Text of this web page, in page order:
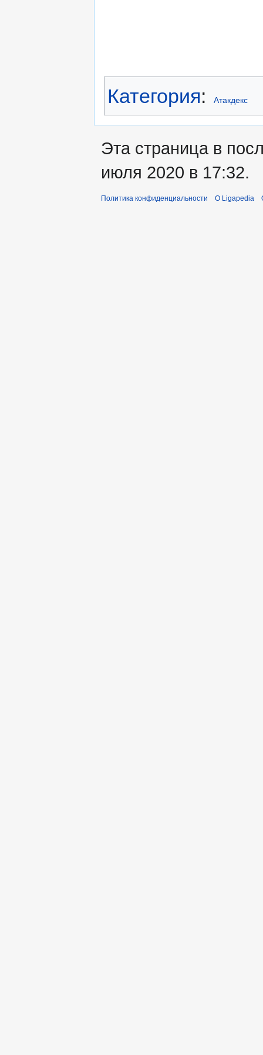
Категория: Атакдекс
Эта страница в
июля 2020 в 17:32.
Политика конфиденциальности О Ligapedia